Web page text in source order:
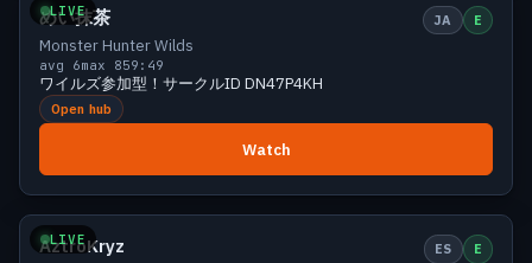
LIVE
めい抹茶 JA E
Monster Hunter Wilds
avg 6max 859:49
ワイルズ参加型！サークルID DN47P4KH
Open hub
Watch
LIVE
Small 5 viewers
AztroKryz ES E